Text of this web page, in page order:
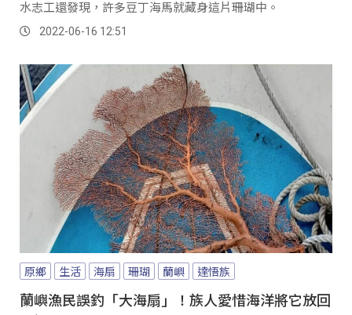
水志工還發現，許多豆丁海馬就藏身這片珊瑚中。
2022-06-16 12:51
原鄉 生活 海扇 珊瑚 蘭嶼 達悟族
蘭嶼漁民誤釣「大海扇」！族人愛惜海洋將它放回